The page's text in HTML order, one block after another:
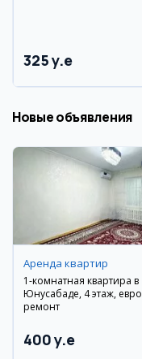
325 y.e
Новые объявления
Аренда квартир
1-комнатная квартира в
Юнусабаде, 4 этаж, евро
ремонт
400 y.e